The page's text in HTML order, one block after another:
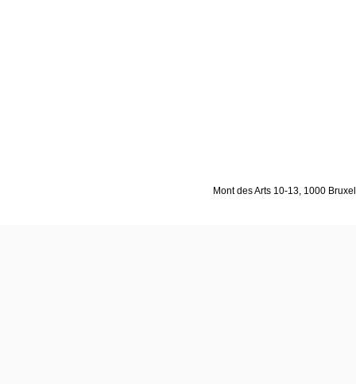
Mont des Arts 10-13, 1000